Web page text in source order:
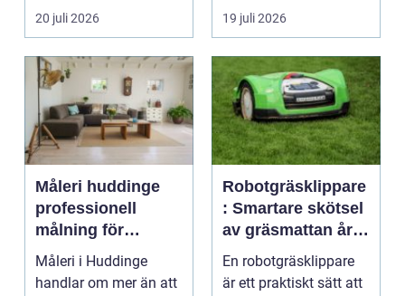
20 juli 2026
svårstädade
varianterna mång...
19 juli 2026
Måleri huddinge
professionell
målning för
hållbara resultat
Måleri i Huddinge
handlar om mer än att
Robotgräsklippare
: Smartare skötsel
av gräsmattan året
runt
En robotgräsklippare
är ett praktiskt sätt att